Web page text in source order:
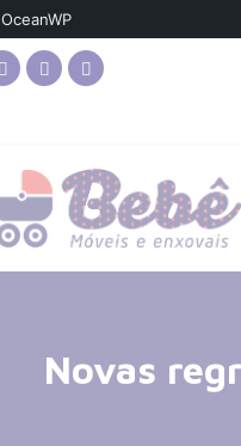
OceanWP
Novas